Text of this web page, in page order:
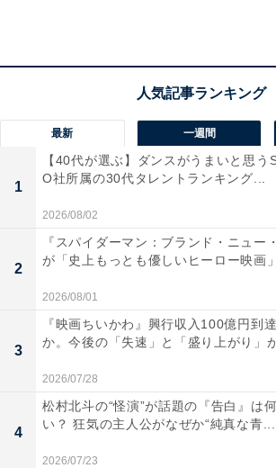
させ、真希に振り込め詐欺を仕掛けま
掛かった真希ですが、「いつもどおり
配なく！」と憤慨。するとトラコは「
が4つある。4つ目は“心配ない”だ」と
家族がいるのだから、「中途半端に強
ださいと言え！」と声を荒らげます。
トラコがICレコーダーで隠し撮りした
話を聞いた真希は、2人への愛と自分
いたことを痛感し、知恵たちに謝り「
と頼りました。真希はトラコからの問
るほうが幸せ」と結論を出します。さ
生活が苦しくても、心まで貧しくなっ
と語るのでした。
最新 一週間
1
【40代が選ぶ】ダンスがうまいと思う
O社所属の30代タレントランキング...
2026/08/02
2
『スパイダーマン：ブランド・ニュー
が「史上もっとも優しいヒーロー映画
2026/08/01
3
『映画ちいかわ』興行収入100億円到
か。今後の「失速」と「盛り上がり」
2026/07/28
4
松村北斗の“怪演”が話題の『告白』は
い？ 狂気の主人公がなぜか“純真な青...
2026/07/23